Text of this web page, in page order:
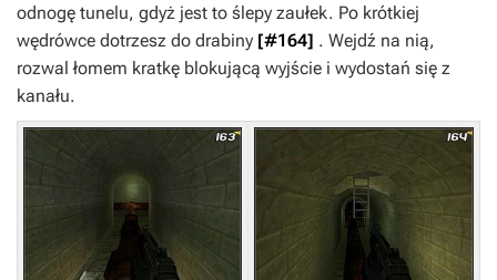
odnogę tunelu, gdyż jest to ślepy zaułek. Po krótkiej
wędrówce dotrzesz do drabiny [#164] . Wejdź na nią,
rozwal łomem kratkę blokującą wyjście i wydostań się z
kanału.